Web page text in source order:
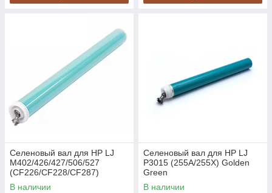
Селеновый вал для HP LJ
M402/426/427/506/527
(CF226/CF228/CF287)
Golden Green
В наличии
Селеновый вал для HP LJ
P3015 (255А/255Х) Golden
Green
В наличии